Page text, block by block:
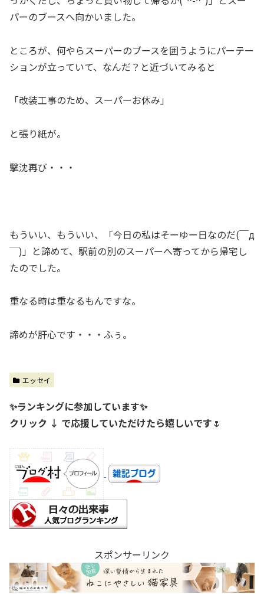
パーのブースへ向かいました。
ところが、何やらスーパーのブースを囲うようにパーテー
ションが立っていて、なんだ？と近づいてみると
「改装工事のため、スーパーお休み」
と張り紙が。
撃沈再び・・・
もういい、もういい、「今日の私はそーゆー日なのだ(￣д
￣)」と諦めて、駅前の別のスーパーへ寄ってから帰宅し
たのでした。
重なる時は重なるもんですな。
諦めが肝心です・・・ふぅ。
エッセイ
✨ランキングに参加しています✨
クリック ↓ で応援していただけたら嬉しいです🌷
スポンサーリンク